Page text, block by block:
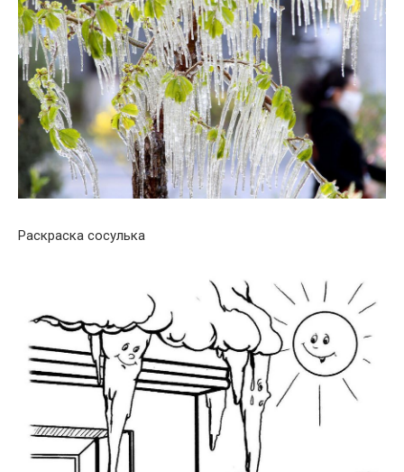
Раскраска сосулька